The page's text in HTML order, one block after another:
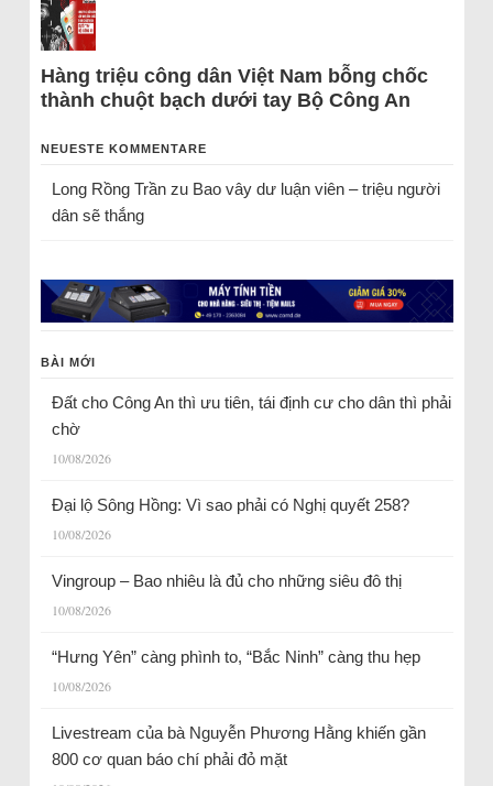
Hàng triệu công dân Việt Nam bỗng chốc
thành chuột bạch dưới tay Bộ Công An
NEUESTE KOMMENTARE
Long Rồng Trầnzu Bao vây dư luận viên – triệu người
dân sẽ thắng
BÀI MỚI
Đất cho Công An thì ưu tiên, tái định cư cho dân thì phải
chờ
10/08/2026
Đại lộ Sông Hồng: Vì sao phải có Nghị quyết 258?
10/08/2026
Vingroup – Bao nhiêu là đủ cho những siêu đô thị
10/08/2026
“Hưng Yên” càng phình to, “Bắc Ninh” càng thu hẹp
10/08/2026
Livestream của bà Nguyễn Phương Hằng khiến gần
800 cơ quan báo chí phải đỏ mặt